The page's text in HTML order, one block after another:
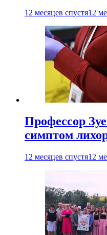
12 месяцев спустя12
Профессор
симптом
12 месяцев спустя12